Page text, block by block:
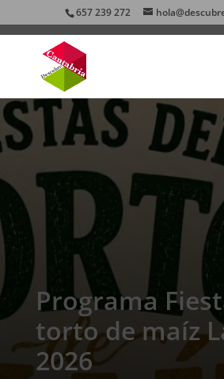
657 239 272
Programa
torto de maíz
2026